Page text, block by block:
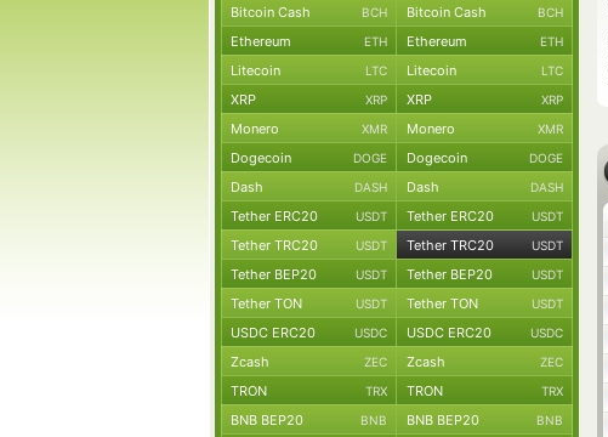
Bitcoin Cash BCH Bitcoin Cash BCH
Ethereum ETH Ethereum ETH
Litecoin LTC Litecoin LTC
XRP XRP XRP XRP
Monero XMR Monero XMR
Dogecoin DOGE Dogecoin DOGE
Dash DASH Dash DASH
Tether ERC20 USDT Tether ERC20 USDT
Tether TRC20 USDT Tether TRC20 USDT
Tether BEP20 USDT Tether BEP20 USDT
Tether TON USDT Tether TON USDT
USDC ERC20 USDC USDC ERC20 USDC
Zcash ZEC Zcash ZEC
TRON TRX TRON TRX
BNB BEP20 BNB BNB BEP20 BNB